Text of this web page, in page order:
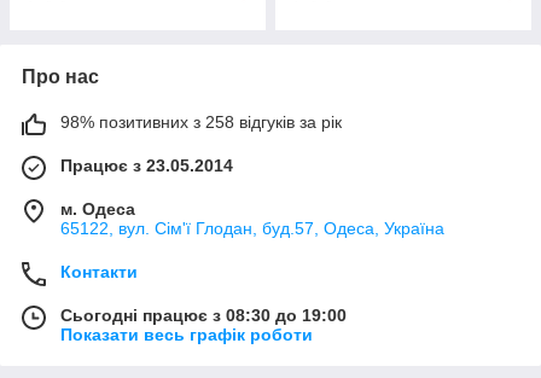
Про нас
98% позитивних з 258 відгуків за рік
Працює з 23.05.2014
м. Одеса
65122, вул. Сім'ї Глодан, буд.57, Одеса, Україна
Контакти
Сьогодні працює з 08:30 до 19:00
Показати весь графік роботи